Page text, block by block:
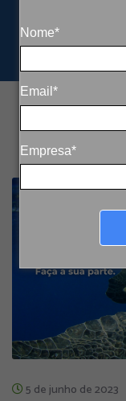
Nome*
Email*
Empresa*
5 de junho de 2023